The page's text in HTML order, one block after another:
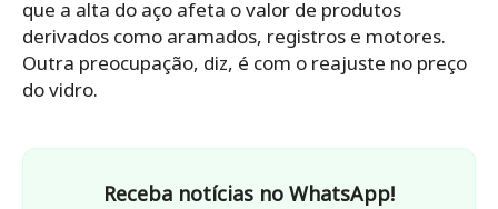
que a alta do aço afeta o valor de produtos
derivados como aramados, registros e motores.
Outra preocupação, diz, é com o reajuste no preço
do vidro.
Receba notícias no WhatsApp!